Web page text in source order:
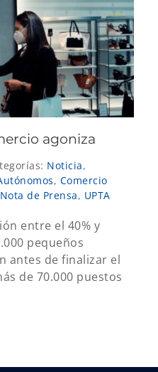
agoniza
Noticia,
, Comercio
Nota de Prensa, UPTA
entre el 40% y
pequeños
antes de finalizar el
de 70.000 puestos